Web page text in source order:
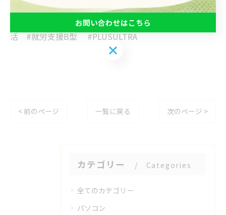
#不安な時 #セルフケア #腹式呼吸 #規則正しい生
活 #就労支援B型 #PLUSULTRA
< 前のページ 一覧に戻る 次のページ >
カテゴリー Categories
全てのカテゴリー
パソコン
お問い合わせはこちら
お問い合わせはこちら